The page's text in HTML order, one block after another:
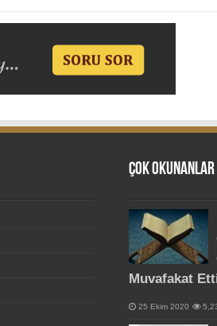
Çok Okunanlar
Muvafakat
25 Ekim 2020